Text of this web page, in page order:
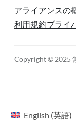
アライアンスの
利用規約プライ
Copyright © 2025
English (英語)